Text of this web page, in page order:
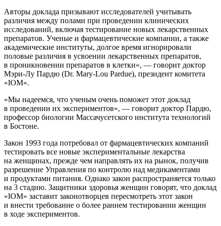
Авторы доклада призывают исследователей учитывать
различия между полами при проведении клинических
исследований, включая тестирование новых лекарственных
препаратов. Ученые и фармацевтические компании, а также
академические институты, долгое время игнорировали
половые различия в усвоении лекарственных препаратов,
в проникновении препаратов в клетки«, — говорит доктор
Мэри-Лу Пардю (Dr. Mary-Lou Pardue), президент комитета
«IOM».
«Мы надеемся, что ученым очень поможет этот доклад
в проведении их экспериментов», — говорит доктор Пардю,
профессор биологии Массачусетского института технологий
в Бостоне.
Закон 1993 года потребовал от фармацевтических компаний
тестировать все новые экспериментальные лекарства
на женщинах, прежде чем направлять их на рынок, получив
разрешение Управления по контролю над медикаментами
и продуктами питания. Однако закон распространяется только
на 3 стадию. Защитники здоровья женщин говорят, что доклад
«IOM» заставит законотворцев пересмотреть этот закон
и внести требование о более раннем тестировании женщин
в ходе экспериментов.